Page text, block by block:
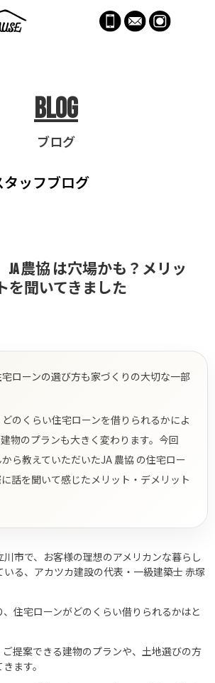
Blog
ブログ
タッフブログ
JA 農協 は穴場かも？メリッ
を聞いてきました
ローンの選び方も家づくりの大切な一部
のくらい住宅ローンを借りられるかによ
物のプランも大きく変わります。今回
ら教えていただいたJA 農協 の住宅ロー
話を聞いて感じたメリット・デメリット
市で、お客様の理想のアメリカンな暮らし
る、アカツカ建設の代表・一級建築士 赤塚
住宅ローンがどのくらい借りられるかはと
提案できる建物のプランや、土地選びの方
ます。